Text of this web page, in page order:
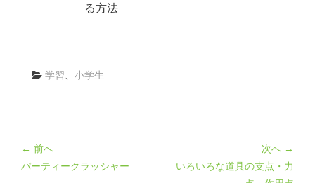
る方法
学習 小学生
← 前へ
パーティークラッシャー
次へ →
いろいろな道具の支点・力